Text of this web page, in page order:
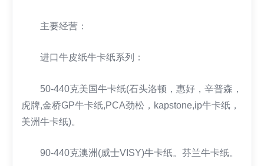
主要经营：
进口牛皮纸牛卡纸系列：
50-440克美国牛卡纸(石头洛顿，惠好，辛普森，
虎牌,金桥GP牛卡纸,PCA劲松，kapstone,ip牛卡纸，
美洲牛卡纸)。
90-440克澳洲(威士VISY)牛卡纸。芬兰牛卡纸。